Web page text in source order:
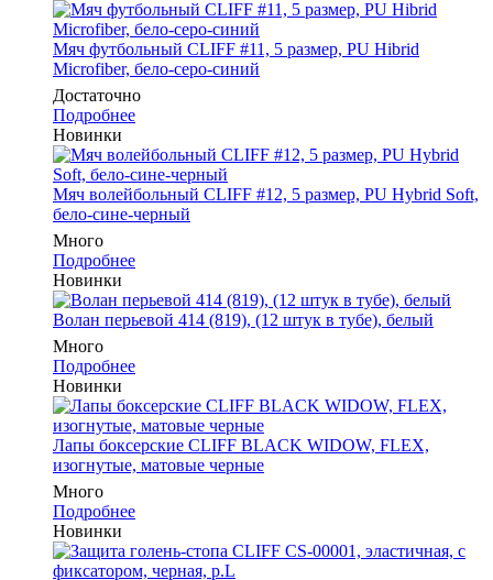
Мяч футбольный CLIFF #11, 5 размер, PU Hibrid
Microfiber, бело-серо-синий
Достаточно
Подробнее
Новинки
Мяч волейбольный CLIFF #12, 5 размер, PU Hybrid Soft,
бело-сине-черный
Много
Подробнее
Новинки
Волан перьевой 414 (819), (12 штук в тубе), белый
Много
Подробнее
Новинки
Лапы боксерские CLIFF BLACK WIDOW, FLEX,
изогнутые, матовые черные
Много
Подробнее
Новинки